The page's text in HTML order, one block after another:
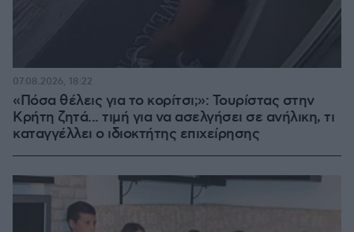
«Πόσα θέλεις για το κορίτσι;»: Τουρίστας στην
Κρήτη ζητά... τιμή για να ασελγήσει σε ανήλικη, τι
καταγγέλλει ο ιδιοκτήτης επιχείρησης
07.08.2026, 18:22